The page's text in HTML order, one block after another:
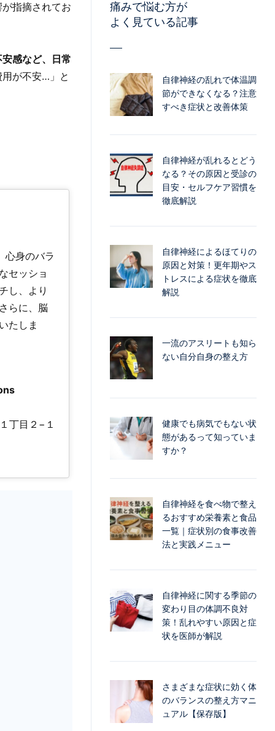
指摘されてお
感など、日常
が不安…」と
心身のバラ
セッショ
し、より
らに、脳
たしま
丁目２−１
痛みで悩む方が
よく見ている記事
自律神経の乱れで体温調
節ができなくなる？注意
すべき症状と改善体策
自律神経が乱れるとどう
なる？その原因と受診の
目安・セルフケア習慣を
徹底解説
自律神経によるほてりの
原因と対策！更年期やス
トレスによる症状を徹底
解説
一流のアスリートも知ら
ない自分自身の整え方
健康でも病気でもない状
態があるって知っていま
すか？
自律神経を食べ物で整え
るおすすめ栄養素と食品
一覧｜症状別の食事改善
法と実践メニュー
自律神経に関する季節の
変わり目の体調不良対
策！乱れやすい原因と症
状を医師が解説
さまざまな症状に効く体
のバランスの整え方マニ
ュアル【保存版】